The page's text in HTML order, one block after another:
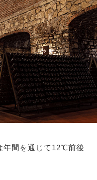
年間を通じて12℃前後